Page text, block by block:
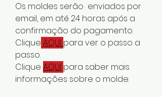
Os moldes serão enviados por
email, em até 24 horas após a
confirmação do pagamento.
Clique AQUI para ver o passo a
passo.
Clique AQUI para saber mais
informações sobre o molde.